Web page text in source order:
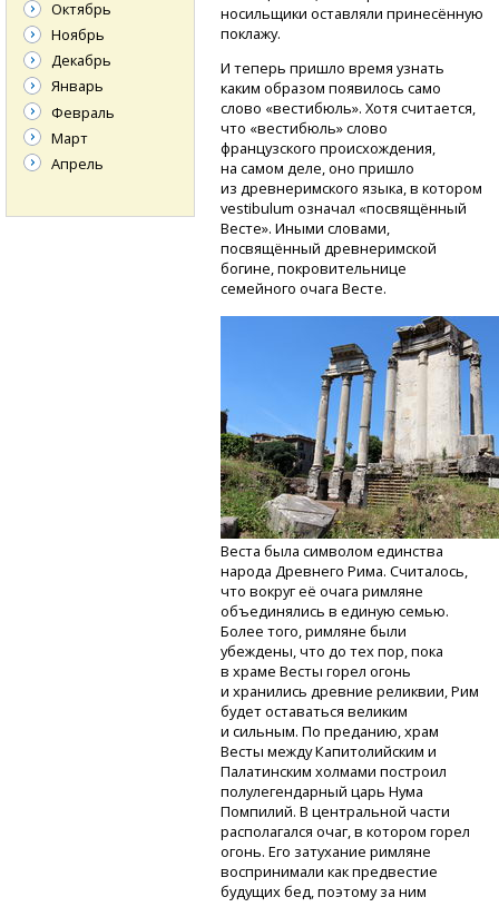
носильщики оставляли принесённую
поклажу.
И теперь пришло время узнать
каким образом появилось само
слово «вестибюль». Хотя считается,
что «вестибюль» слово
французского происхождения,
на самом деле, оно пришло
из древнеримского языка, в котором
vestibulum означал «посвящённый
Весте». Иными словами,
посвящённый древнеримской
богине, покровительнице
семейного очага Весте.
Веста была символом единства
народа Древнего Рима. Считалось,
что вокруг её очага римляне
объединялись в единую семью.
Более того, римляне были
убеждены, что до тех пор, пока
в храме Весты горел огонь
и хранились древние реликвии, Рим
будет оставаться великим
и сильным. По преданию, храм
Весты между Капитолийским и
Палатинским холмами построил
полулегендарный царь Нума
Помпилий. В центральной части
располагался очаг, в котором горел
огонь. Его затухание римляне
воспринимали как предвестие
будущих бед, поэтому за ним
Октябрь
Ноябрь
Декабрь
Январь
Февраль
Март
Апрель